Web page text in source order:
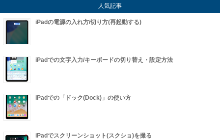
人気記事
iPadの電源の入れ方/切り方(再起動する)
iPadでの文字入力/キーボードの切り替え・設定方法
iPadでの「ドック(Dock)」の使い方
iPadでスクリーンショット(スクショ)を撮る